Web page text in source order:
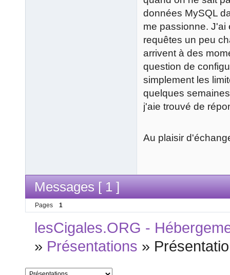
données MySQL
me passionne. J'ai
requêtes un peu
arrivent à des
question de
simplement les
quelques
j'aie trouvé de
Au plaisir
Messages [ 1 ]
Pages 1
lesCigales.ORG -
» Présentations »